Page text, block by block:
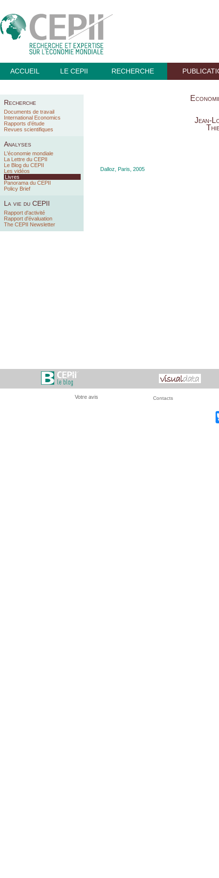
ACCUEIL LE CEPII RECHERCHE
Recherche
Documents de travail
International Economics
Rapports d’étude
Revues scientifiques
Analyses
L'économie mondiale
La Lettre du CEPII
Le Blog du CEPII
Les vidéos
Livres
Panorama du CEPII
Policy Brief
La vie du CEPII
Rapport d'activité
Rapport d'évaluation
The CEPII Newsletter
Jean-
Dalloz, Paris, 2005
Votre avis Contacts